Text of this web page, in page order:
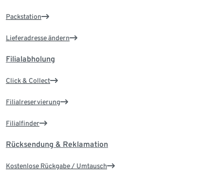
Packstation
Lieferadresse ändern
Filialabholung
Click & Collect
Filialreservierung
Filialfinder
Rücksendung & Reklamation
Kostenlose Rückgabe / Umtausch